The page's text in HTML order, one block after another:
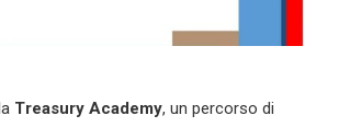
Treasury Academy, un percorso di